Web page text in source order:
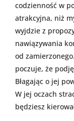
codzienność w
atrakcyjna, niż
wyjdzie z
nawiązywania
od
poczuje, że
Błagając o jej
W jej oczach
będziesz